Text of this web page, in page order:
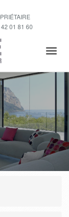
01 81 60